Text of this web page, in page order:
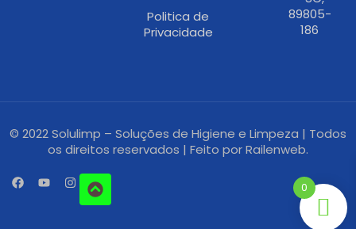
Politica de
Privacidade
89805-
186
© 2022 Solulimp – Soluções de Higiene e Limpeza | Todos
os direitos reservados | Feito porRailenweb.
0